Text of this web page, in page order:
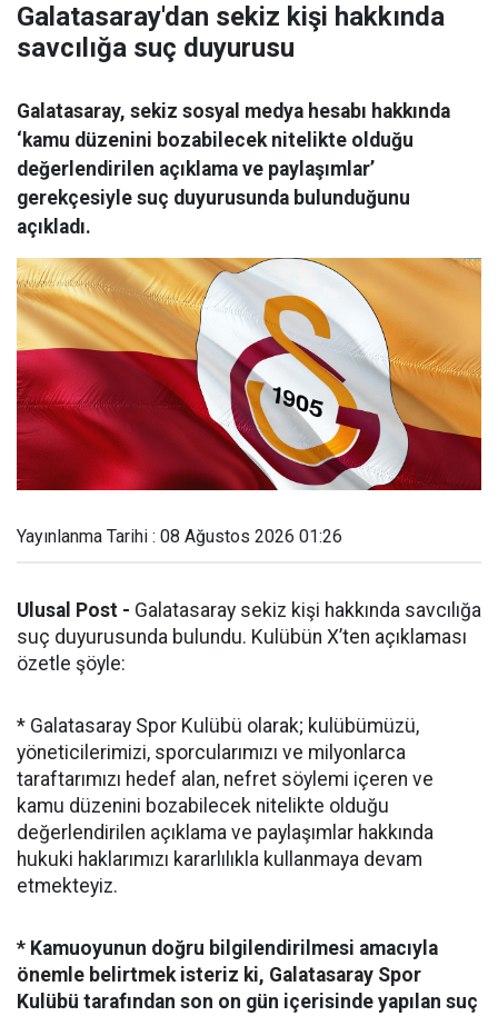
Galatasaray'dan sekiz kişi hakkında
savcılığa suç duyurusu
Galatasaray, sekiz sosyal medya hesabı hakkında
‘kamu düzenini bozabilecek nitelikte olduğu
değerlendirilen açıklama ve paylaşımlar’
gerekçesiyle suç duyurusunda bulunduğunu
açıkladı.
Yayınlanma Tarihi : 08 Ağustos 2026 01:26
Ulusal Post - Galatasaray sekiz kişi hakkında savcılığa
suç duyurusunda bulundu. Kulübün X’ten açıklaması
özetle şöyle:
* Galatasaray Spor Kulübü olarak; kulübümüzü,
yöneticilerimizi, sporcularımızı ve milyonlarca
taraftarımızı hedef alan, nefret söylemi içeren ve
kamu düzenini bozabilecek nitelikte olduğu
değerlendirilen açıklama ve paylaşımlar hakkında
hukuki haklarımızı kararlılıkla kullanmaya devam
etmekteyiz.
* Kamuoyunun doğru bilgilendirilmesi amacıyla
önemle belirtmek isteriz ki, Galatasaray Spor
Kulübü tarafından son on gün içerisinde yapılan suç